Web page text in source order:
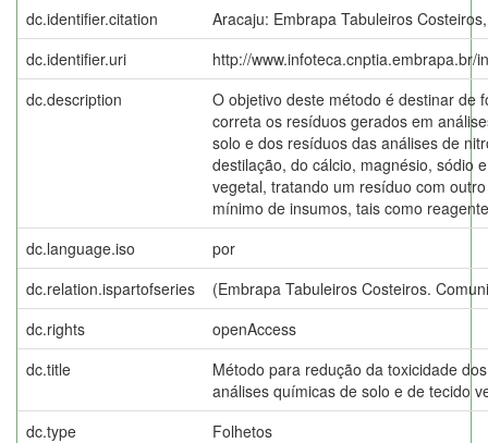
dc.identifier.citation
Aracaju: Embrapa Tabuleiros
dc.identifier.uri
http://www.infoteca.cnptia.embrapa.br/
dc.description
O objetivo deste método é destinar de
correta os resíduos gerados em
solo e dos resíduos das análises de
destilação, do cálcio, magnésio, sódio
vegetal, tratando um resíduo com
mínimo de insumos, tais como
dc.language.iso
por
dc.relation.ispartofseries
(Embrapa Tabuleiros Costeiros.
dc.rights
openAccess
dc.title
Método para redução da toxicidade
análises químicas de solo e de tecido
dc.type
Folhetos